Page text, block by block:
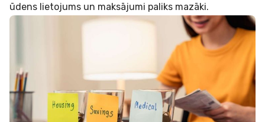
ūdens lietojums un maksājumi paliks mazāki.